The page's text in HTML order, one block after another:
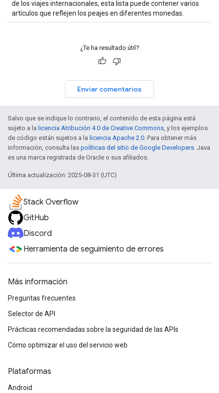
de los viajes internacionales, esta lista puede contener varios
artículos que reflejen los peajes en diferentes monedas.
¿Te ha resultado útil?
Enviar comentarios
Salvo que se indique lo contrario, el contenido de esta página está
sujeto a la licencia Atribución 4.0 de Creative Commons, y los ejemplos
de código están sujetos a la licencia Apache 2.0. Para obtener más
información, consulta las políticas del sitio de Google Developers. Java
es una marca registrada de Oracle o sus afiliados.
Última actualización: 2025-08-31 (UTC)
Stack Overflow
GitHub
Discord
Herramienta de seguimiento de errores
Más información
Preguntas frecuentes
Selector de API
Prácticas recomendadas sobre la seguridad de las APIs
Cómo optimizar el uso del servicio web
Plataformas
Android